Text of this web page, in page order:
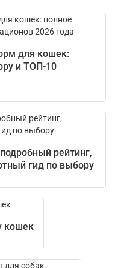
для кошек:
и ТОП-10
рейтинг,
гид по выбору
кошек